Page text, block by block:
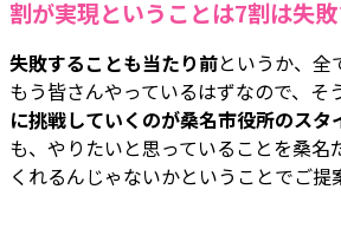
割が実現ということは7割は失敗
失敗することも当たり前というか、
もう皆さんやっているはずなので、そ
に挑戦していくのが桑名市役所のスタ
も、やりたいと思っていることを桑名
くれるんじゃないかということでご提